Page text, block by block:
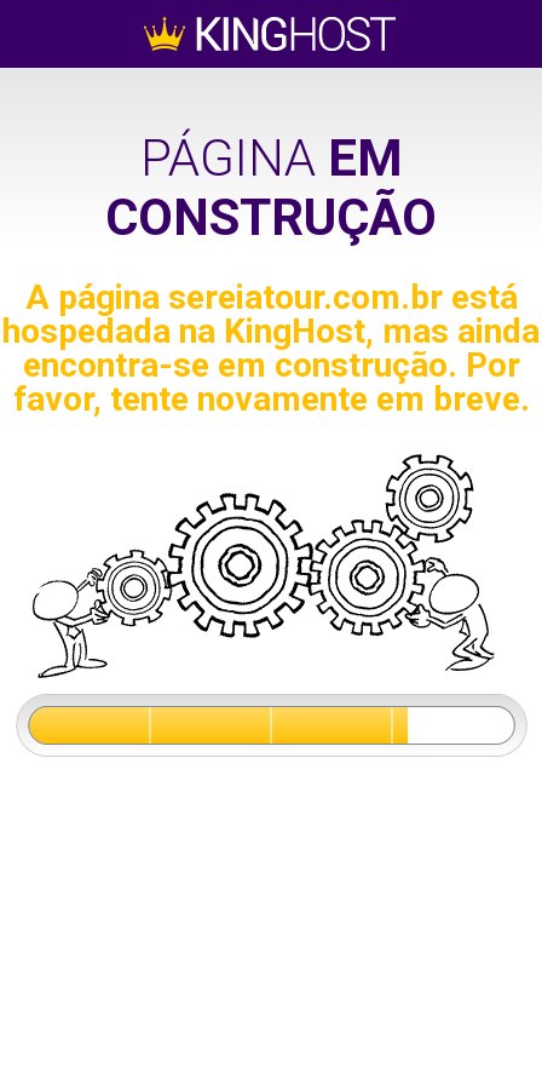
PÁGINA EM
CONSTRUÇÃO
A página sereiatour.com.brestá
hospedada na KingHost, mas ainda
encontra-se em construção. Por
favor, tente novamente em breve.